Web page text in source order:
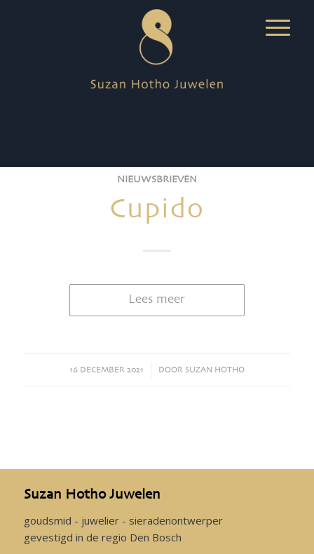
NIEUWSBRIEVEN
Cupido
Lees meer
16 DECEMBER 2021
/ DOOR SUZAN HOTHO
Suzan Hotho Juwelen
goudsmid - juwelier - sieradenontwerper
gevestigd in de regio Den Bosch